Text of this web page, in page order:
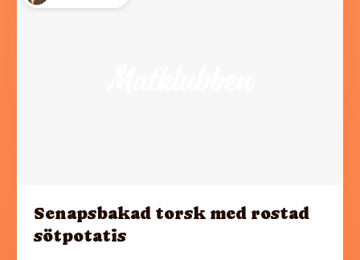
Senapsbakad torsk med rostad
sötpotatis